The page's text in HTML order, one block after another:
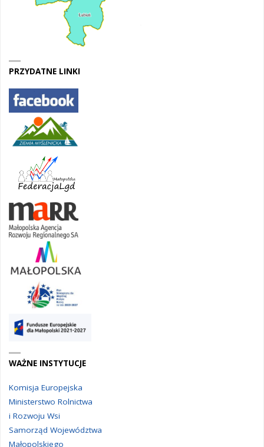
PRZYDATNE LINKI
WAŻNE INSTYTUCJE
Komisja Europejska
Ministerstwo Rolnictwa
i Rozwoju Wsi
Samorząd Województwa
Małopolskiego